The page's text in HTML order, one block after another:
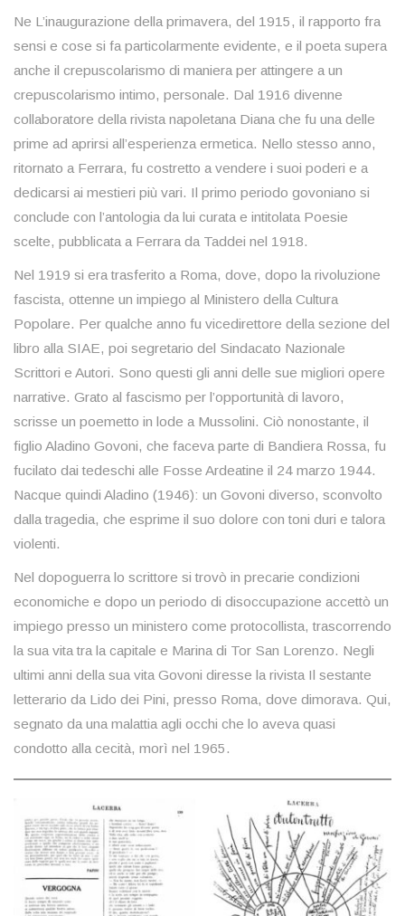
Ne L’inaugurazione della primavera, del 1915, il rapporto fra
sensi e cose si fa particolarmente evidente, e il poeta supera
anche il crepuscolarismo di maniera per attingere a un
crepuscolarismo intimo, personale. Dal 1916 divenne
collaboratore della rivista napoletana Diana che fu una delle
prime ad aprirsi all’esperienza ermetica. Nello stesso anno,
ritornato a Ferrara, fu costretto a vendere i suoi poderi e a
dedicarsi ai mestieri più vari. Il primo periodo govoniano si
conclude con l’antologia da lui curata e intitolata Poesie
scelte, pubblicata a Ferrara da Taddei nel 1918.
Nel 1919 si era trasferito a Roma, dove, dopo la rivoluzione
fascista, ottenne un impiego al Ministero della Cultura
Popolare. Per qualche anno fu vicedirettore della sezione del
libro alla SIAE, poi segretario del Sindacato Nazionale
Scrittori e Autori. Sono questi gli anni delle sue migliori opere
narrative. Grato al fascismo per l’opportunità di lavoro,
scrisse un poemetto in lode a Mussolini. Ciò nonostante, il
figlio Aladino Govoni, che faceva parte di Bandiera Rossa, fu
fucilato dai tedeschi alle Fosse Ardeatine il 24 marzo 1944.
Nacque quindi Aladino (1946): un Govoni diverso, sconvolto
dalla tragedia, che esprime il suo dolore con toni duri e talora
violenti.
Nel dopoguerra lo scrittore si trovò in precarie condizioni
economiche e dopo un periodo di disoccupazione accettò un
impiego presso un ministero come protocollista, trascorrendo
la sua vita tra la capitale e Marina di Tor San Lorenzo. Negli
ultimi anni della sua vita Govoni diresse la rivista Il sestante
letterario da Lido dei Pini, presso Roma, dove dimorava. Qui,
segnato da una malattia agli occhi che lo aveva quasi
condotto alla cecità, morì nel 1965.